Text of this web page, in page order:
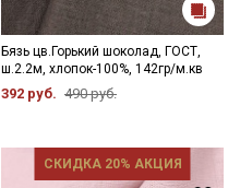
Бязь цв.Горький шоколад, ГОСТ,
ш.2.2м, хлопок-100%, 142гр/м.кв
392 руб. 490 руб.
СКИДКА 20% АКЦИЯ